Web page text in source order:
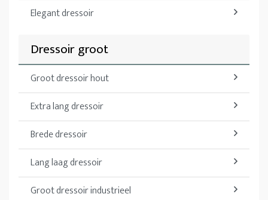
Elegant dressoir
Dressoir groot
Groot dressoir hout
Extra lang dressoir
Brede dressoir
Lang laag dressoir
Groot dressoir industrieel